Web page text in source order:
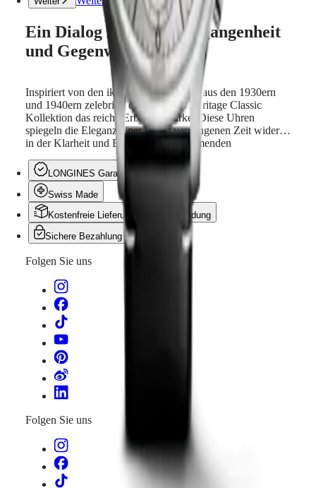
SPIRIT
FLYBACK
LONGINES
SPIRIT
CHRONOGRAPH
LONGINES
SPIRIT
PILOT
LONGINES
SPIRIT
PILOT
FLYBACK
Elegance
MINI
DOLCEVITA
LONGINES
DOLCEVITA
PRIMALUNA
CLASSIC
EVIDENZA
RECORD
ELEGANT
COLLECTION
LA
GRANDE
CLASSIQUE
Heritage
LONGINES
LEGEND
DIVER
ULTRA-
CHRON
India
日
本
特
别
行
政
區
Malaysia
Singapore
台
湾
地
區
ไทย
Österreich
Belgique
België
Nl)
Denmark
Finland
France
Greece
Ελλάδα
)
und
mechanische
Uhrwerke
zwischen
Vergangenheit
und
Gegenwart.
Diese
sind
mehr
als
ein
Tribut.
Sie
zelebrieren
zeitlose
Eleganz
Präzision
dazu
Raffinesse
Longines
wiederzuentdecken.
Ein Dialog zwischen Vergangenheit
und Gegenwart
Inspiriert von den ikonischen Modellen aus den 1930ern
und 1940ern zelebriert die Longines Heritage Classic
Kollektion das reiche Erbe der Marke. Diese Uhren
spiegeln die Eleganz einer längst vergangenen Zeit wider,
in der Klarheit und Balance die bestimmenden
Designprinzipien waren. Mit ihren raffinierten Kontrasten
und anmutigen Geometrien verbindet jede Kreation die
Vergangenheit mit der Gegenwart, indem zeitgenössische
Materialien mit mechanischen Uhrwerken kombiniert
werden. Als Würdigung von zeitloser Eleganz und
Präzision laden sie Sie dazu ein, die Raffinesse der
Longines Kollektionen wiederzuentdecken.
LONGINES Garantie
Swiss Made
Kostenfreie Lieferung und Rücksendung
Sichere Bezahlung
Folgen Sie uns
Folgen Sie uns